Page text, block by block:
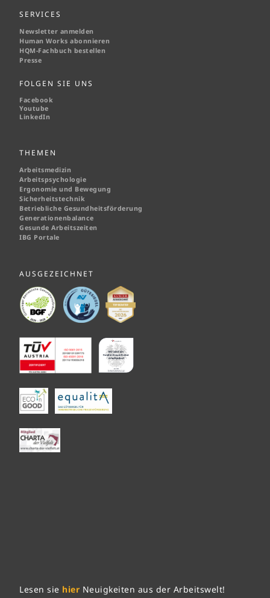
SERVICES
Newsletter anmelden
Human Works abonnieren
HQM-Fachbuch bestellen
Presse
FOLGEN SIE UNS
Facebook
Youtube
LinkedIn
THEMEN
Arbeitsmedizin
Arbeitspsychologie
Ergonomie und Bewegung
Sicherheitstechnik
Betriebliche Gesundheitsförderung
Generationenbalance
Gesunde Arbeitszeiten
IBG Portale
AUSGEZEICHNET
Lesen sie hier Neuigkeiten aus der Arbeitswelt!